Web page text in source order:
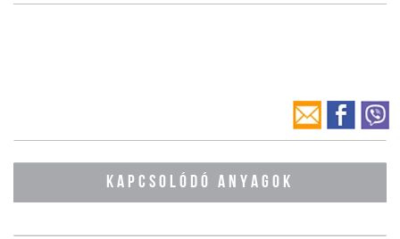
KAPCSOLÓDÓ ANYAGOK